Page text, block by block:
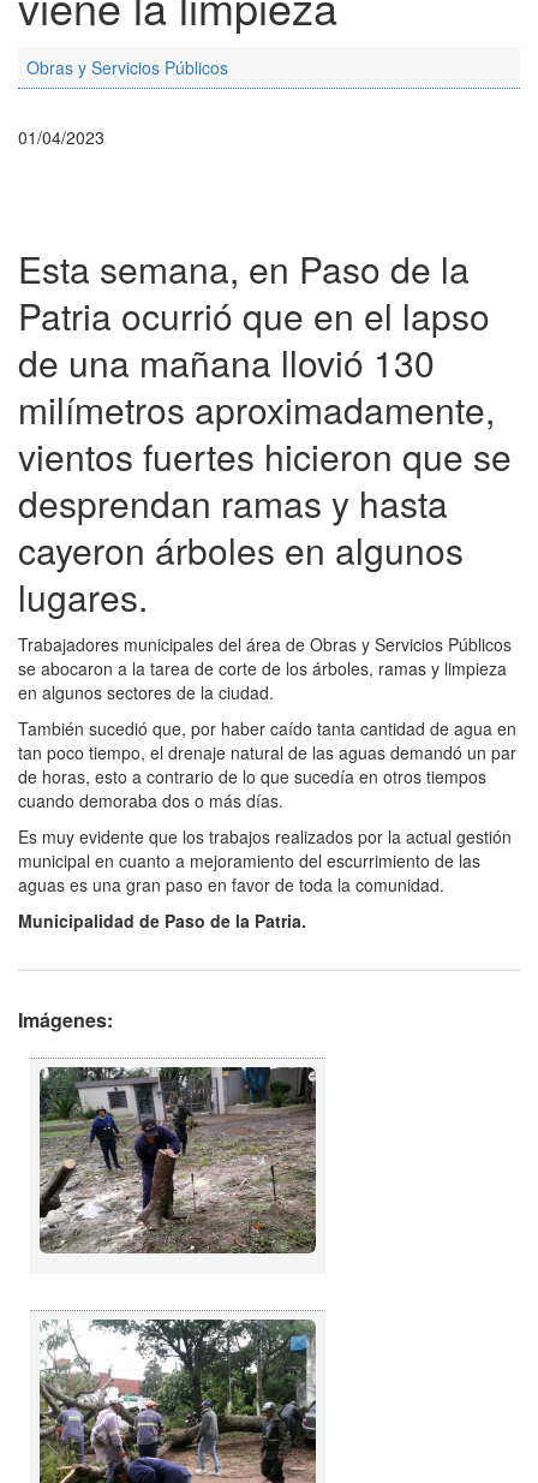
Obras y Servicios Públicos
01/04/2023
Esta semana, en Paso de la
Patria ocurrió que en el lapso
de una mañana llovió 130
milímetros aproximadamente,
vientos fuertes hicieron que se
desprendan ramas y hasta
cayeron árboles en algunos
lugares.
Trabajadores municipales del área de Obras y Servicios Públicos
se abocaron a la tarea de corte de los árboles, ramas y limpieza
en algunos sectores de la ciudad.
También sucedió que, por haber caído tanta cantidad de agua en
tan poco tiempo, el drenaje​ natural de las aguas demandó un par
de horas, esto a contrario de lo que sucedía en otros tiempos
cuando demoraba dos o más días.
Es muy evidente que los trabajos realizados por la actual gestión
municipal en cuanto a mejoramiento del escurrimiento de las
aguas es una gran paso en favor de toda la comunidad.
Municipalidad de Paso de la Patria.
Imágenes: